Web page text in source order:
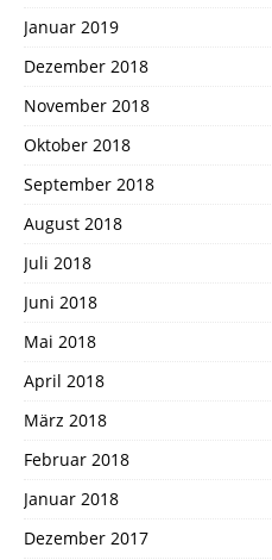
Januar 2019
Dezember 2018
November 2018
Oktober 2018
September 2018
August 2018
Juli 2018
Juni 2018
Mai 2018
April 2018
März 2018
Februar 2018
Januar 2018
Dezember 2017